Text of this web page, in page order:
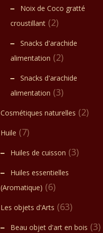
Noix de Coco gratté
croustillant (2)
Snacks d'arachide
alimentation (2)
Snacks d'arachide
alimentation (3)
Cosmétiques naturelles (2)
Huile (7)
Huiles de cuisson (3)
Huiles essentielles
(Aromatique) (6)
Les objets d'Arts (63)
Beau objet d'art en bois (3)